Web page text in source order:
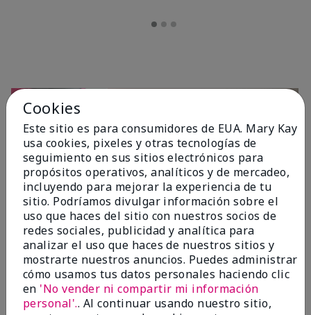
OPINIONES
4.7
10 Reseñas
Cookies
Este sitio es para consumidores de EUA. Mary Kay
usa cookies, pixeles y otras tecnologías de
seguimiento en sus sitios electrónicos para
propósitos operativos, analíticos y de mercadeo,
incluyendo para mejorar la experiencia de tu
sitio. Podríamos divulgar información sobre el
uso que haces del sitio con nuestros socios de
redes sociales, publicidad y analítica para
analizar el uso que haces de nuestros sitios y
mostrarte nuestros anuncios. Puedes administrar
cómo usamos tus datos personales haciendo clic
en 'No vender ni compartir mi información
personal'.. Al continuar usando nuestro sitio,